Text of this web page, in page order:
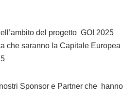
del progetto GO! 2025
che saranno la Capitale Europea
Sponsor e Partner che hanno